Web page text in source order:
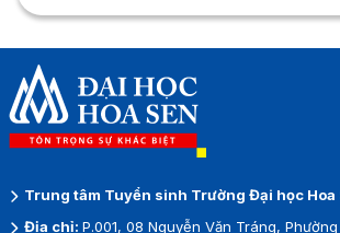
Trung tâm Tuyển sinh Trường Đại học Hoa
Địa chỉ: P.001, 08 Nguyễn Văn Tráng,